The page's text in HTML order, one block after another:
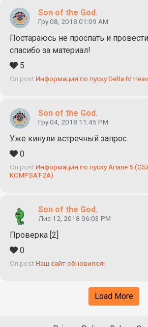
Son of the God.
Гру 08, 2018 01:09 AM
Постараюсь не проспать и
спасибо за материал!
5
On post Информация по пуску Delta IV
Son of the God.
Гру 04, 2018 11:45 PM
Уже кинули встречный запрос.
0
On post Информация по пуску Ariane 5
KOMPSAT-2A)
Son of the God.
Лис 12, 2018 06:03 PM
Проверка [2]
0
On post Наш сайт обновился!
Load More